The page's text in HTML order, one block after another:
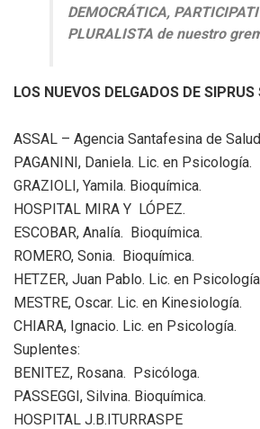
DEMOCRÁTICA,
PLURALISTA de nuestro
LOS NUEVOS DELGADOS DE SIPRUS
ASSAL – Agencia Santafesina de
PAGANINI, Daniela. Lic. en Psicología.
GRAZIOLI, Yamila. Bioquímica.
HOSPITAL MIRA Y LÓPEZ.
ESCOBAR, Analía. Bioquímica.
ROMERO, Sonia. Bioquímica.
HETZER, Juan Pablo. Lic. en
MESTRE, Oscar. Lic. en Kinesiología.
CHIARA, Ignacio. Lic. en Psicología.
Suplentes:
BENITEZ, Rosana. Psicóloga.
PASSEGGI, Silvina. Bioquímica.
HOSPITAL J.B.ITURRASPE